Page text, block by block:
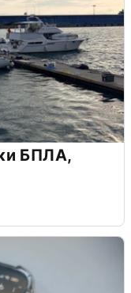
БПЛА,